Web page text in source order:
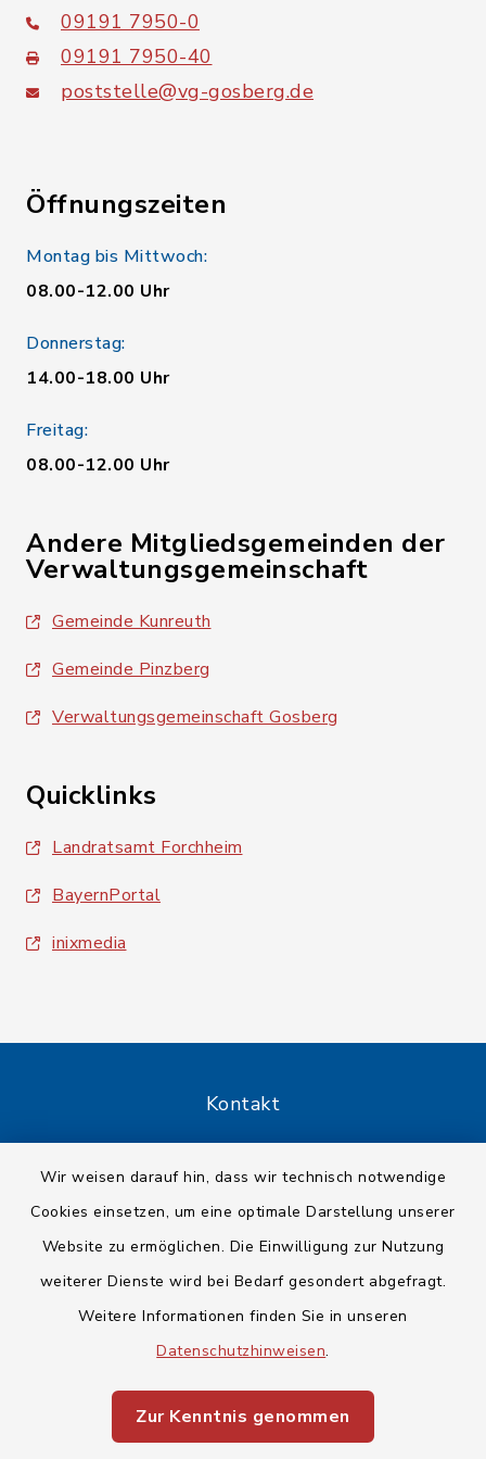
Wir weisen darauf hin, dass wir technisch notwendige
Cookies einsetzen, um eine optimale Darstellung unserer
Website zu ermöglichen. Die Einwilligung zur Nutzung
weiterer Dienste wird bei Bedarf gesondert abgefragt.
Weitere Informationen finden Sie in unseren
Datenschutzhinweisen.
Zur Kenntnis genommen
09191 7950-0
09191 7950-40
poststelle@vg-gosberg.de
Öffnungszeiten
Montag bis Mittwoch:
08.00-12.00 Uhr
Donnerstag:
14.00-18.00 Uhr
Freitag:
08.00-12.00 Uhr
Andere Mitgliedsgemeinden der
Verwaltungsgemeinschaft
Gemeinde Kunreuth
Gemeinde Pinzberg
Verwaltungsgemeinschaft Gosberg
Quicklinks
Landratsamt Forchheim
BayernPortal
inixmedia
Kontakt
Datenschutz
Impressum
Sitemap
Cookie-Einstellungen